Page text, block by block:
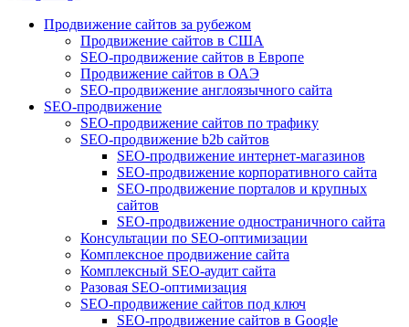
Продвижение сайтов за рубежом
Продвижение сайтов в США
SEO-продвижение сайтов в Европе
Продвижение сайтов в ОАЭ
SEO-продвижение англоязычного сайта
SEO-продвижение
SEO-продвижение сайтов по трафику
SEO-продвижение b2b сайтов
SEO-продвижение интернет-магазинов
SEO-продвижение корпоративного сайта
SEO-продвижение порталов и крупных
сайтов
SEO-продвижение одностраничного сайта
Консультации по SEO-оптимизации
Комплексное продвижение сайта
Комплексный SEO-аудит сайта
Разовая SEO-оптимизация
SEO-продвижение сайтов под ключ
SEO-продвижение сайтов в Google